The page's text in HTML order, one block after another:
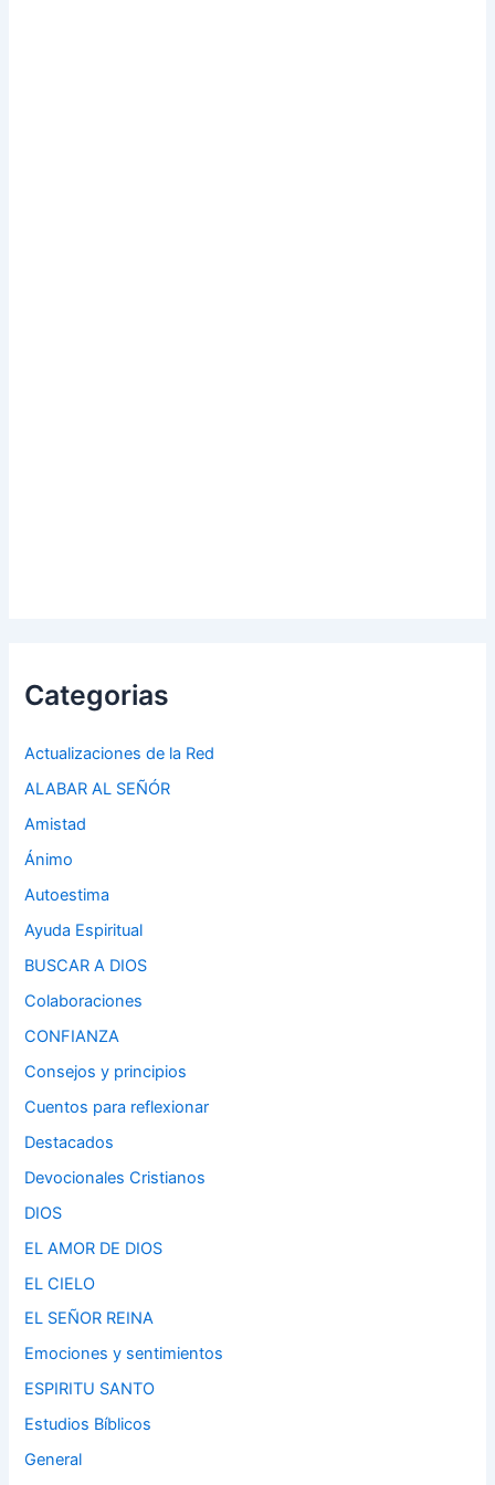
Categorias
Actualizaciones de la Red
ALABAR AL SEÑÓR
Amistad
Ánimo
Autoestima
Ayuda Espiritual
BUSCAR A DIOS
Colaboraciones
CONFIANZA
Consejos y principios
Cuentos para reflexionar
Destacados
Devocionales Cristianos
DIOS
EL AMOR DE DIOS
EL CIELO
EL SEÑOR REINA
Emociones y sentimientos
ESPIRITU SANTO
Estudios Bíblicos
General